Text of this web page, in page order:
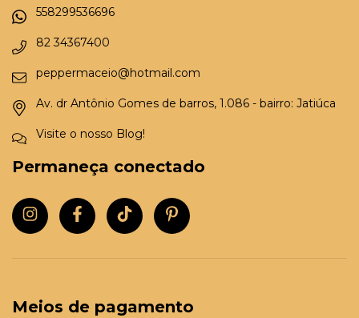
558299536696
82 34367400
peppermaceio@hotmail.com
Av. dr Antônio Gomes de barros, 1.086 - bairro: Jatiúca
Visite o nosso Blog!
Permaneça conectado
Meios de pagamento